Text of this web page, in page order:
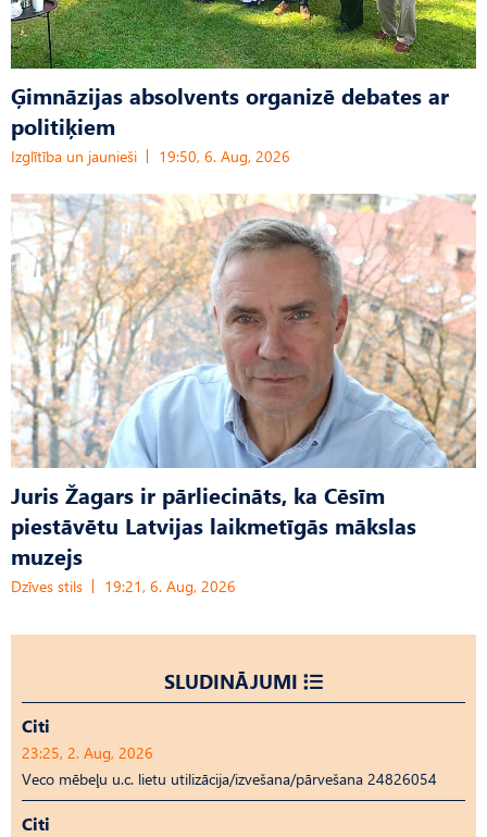
Ģimnāzijas absolvents organizē debates ar
politiķiem
Izglītība un jaunieši 19:50, 6. Aug, 2026
Juris Žagars ir pārliecināts, ka Cēsīm
piestāvētu Latvijas laikmetīgās mākslas
muzejs
Dzīves stils 19:21, 6. Aug, 2026
SLUDINĀJUMI
Citi
23:25, 2. Aug, 2026
Veco mēbeļu u.c. lietu utilizācija/izvešana/pārvešana 24826054
Citi